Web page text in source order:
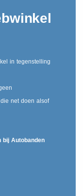
in tegenstelling
net doen alsof
bij Autobanden